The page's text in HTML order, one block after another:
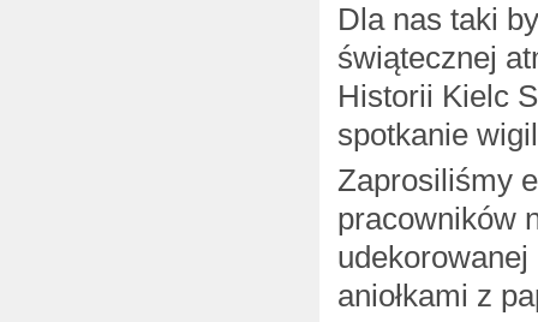
Dla nas taki
świątecznej
Historii Kielc
spotkanie
Zaprosiliśmy
pracowników
aniołkami z